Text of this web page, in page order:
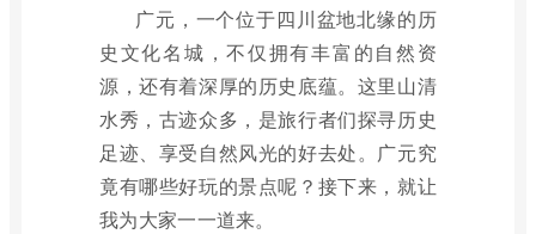
广元，一个位于四川盆地北缘的历
史文化名城，不仅拥有丰富的自然资
源，还有着深厚的历史底蕴。这里山清
水秀，古迹众多，是旅行者们探寻历史
足迹、享受自然风光的好去处。广元究
竟有哪些好玩的景点呢？接下来，就让
我为大家一一道来。